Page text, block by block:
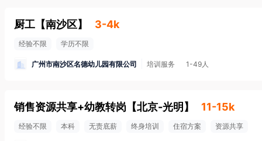
厨工 【南沙区】 3-4k
经验不限 学历不限
广州市南沙区名德幼儿园有限公司 培训服务 1-49人
销售资源共享+幼教转岗 【北京-光明 】 11-15k
经验不限 本科 无责底薪 终身培训 住宿方案 资源共享